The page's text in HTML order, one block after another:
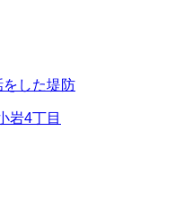
した堤防
岩4丁目